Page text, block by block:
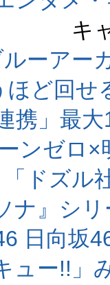
キ
ルーアー
ほど回せ
連携」最
ンゼロ
「ドズル
ナ』シ
日向坂
ュー!!」